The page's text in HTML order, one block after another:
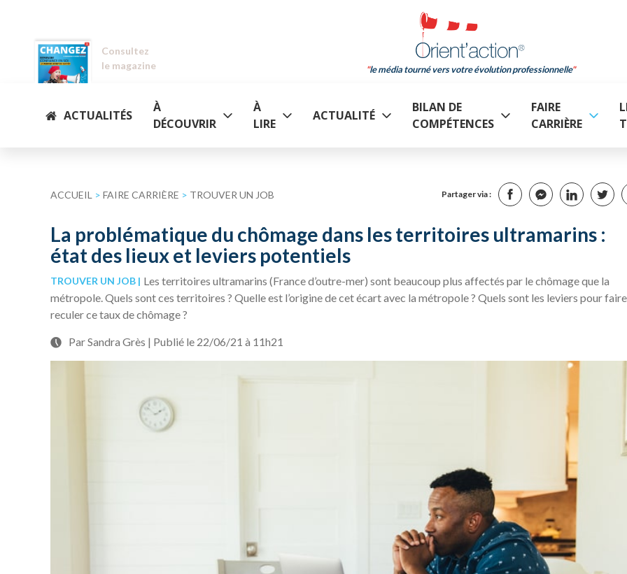
Consultez
le magazine
le média tourné vers votre évolution professionnelle
ACTUALITÉS
À
DÉCOUVRIR
À
LIRE
ACTUALITÉ
BILAN DE
COMPÉTENCES
FAIRE
CARRIÈRE
ACCUEIL > FAIRE CARRIÈRE > TROUVER UN JOB Partager via :
La problématique du chômage dans les territoires ultramarins :
état des lieux et leviers potentiels
TROUVER UN JOB
Les territoires ultramarins (France d’outre-mer) sont beaucoup plus affectés par le chômage que la
métropole. Quels sont ces territoires ? Quelle est l’origine de cet écart avec la métropole ? Quels sont les leviers pour faire
reculer ce taux de chômage ?
Par Sandra Grès | Publié le 22/06/21 à 11h21